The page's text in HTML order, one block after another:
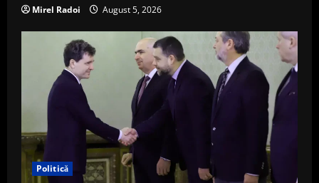
Mirel Radoi August 5, 2026
Politică